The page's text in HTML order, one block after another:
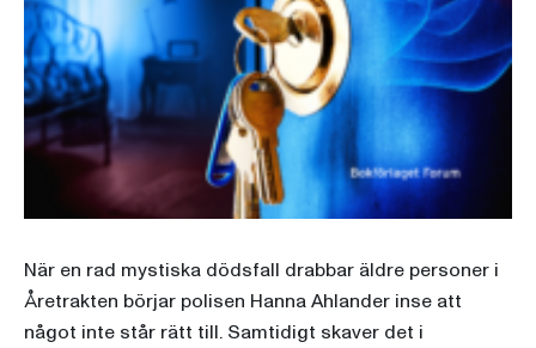
När en rad mystiska dödsfall drabbar äldre personer i
Åretrakten börjar polisen Hanna Ahlander inse att
något inte står rätt till. Samtidigt skaver det i